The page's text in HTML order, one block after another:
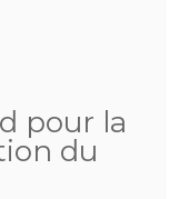
pour la
du